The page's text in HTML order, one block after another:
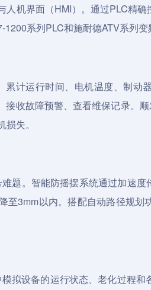
机界面（HMI）。通过PLC精确
系列PLC和施耐德ATV系列
计运行时间、电机温度、制动
收故障预警、查看维保记录。
失。
题。智能防摇摆系统通过加速
3mm以内。搭配自动路径规划
拟设备的运行状态、老化过程